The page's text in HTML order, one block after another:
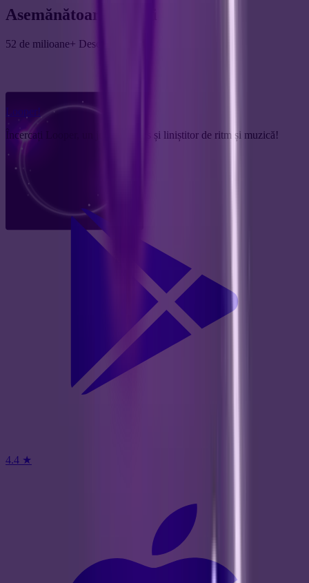
Asemănătoare
52 de milioane+ Descărcări
Looper!
Încercați Looper, un joc melodios și liniștitor de ritm și muzică!
4.4 ★